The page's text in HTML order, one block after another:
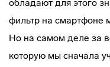
обладают для этого
фильтр на смартфоне
Но на самом деле за
которую мы сначала